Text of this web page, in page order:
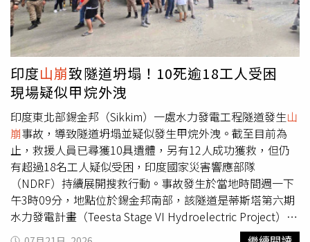
律賓接連遭受多場颱風侵襲，引發嚴重洪災及山崩，造成數
十人死亡、超過20萬人流離失所。小馬可仕當時在國情咨文
中痛批部分防洪工程品質低劣，甚至形同「幽靈工程」，要
求徹查所有治水計畫，隨後政府與國會展開大規模調查。調
查結果顯示，至少15家承包商承攬總額高達2000億披索
（約新台幣1047億元）的防洪工程，其中不少工程根本未
施工，卻已請領工程款，並牽扯出多名國會議員、公共工程
部官員及承包商涉嫌收受高額回扣。不少涉案人士還被爆出
擁有私人飛機、歐洲名車等奢華生活，引發菲律賓社會強烈
不滿，也掀起要求徹查高層政治人物的聲浪。國情咨文發表
前，馬尼拉接連發生爆炸及疑似爆裂物事件，警方動員逾2
萬名警力加強維安。目前已有現任及前任參議員遭起訴並羈
押，一名前眾議員潛逃歐洲；曾任公共工程部長的馬努埃爾
博諾安（Manuel Bonoan）雖否認涉案，但仍遭檢方起訴，
印度山崩致隧道坍塌！10死逾18工人受困
現場疑似甲烷外洩
印度東北部錫金邦（Sikkim）一處水力發電工程隧道發生山
崩事故，導致隧道坍塌並疑似發生甲烷外洩。截至目前為
止，救援人員已尋獲10具遺體，另有12人成功獲救，但仍
有超過18名工人疑似受困，印度國家災害響應部隊
（NDRF）持續展開搜救行動。事故發生於當地時間週一下
午3時09分，地點位於錫金邦南部，該隧道是蒂斯塔第六期
水力發電計畫（Teesta Stage VI Hydroelectric Project）的
一部分，由印度工程公司Patel Engineering負責施工。根據